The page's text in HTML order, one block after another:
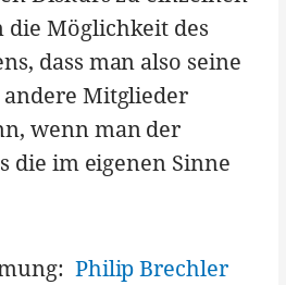
Möglichkeit des
dass man also seine
Mitglieder
wenn man der
die im eigenen Sinne
Philip Brechler